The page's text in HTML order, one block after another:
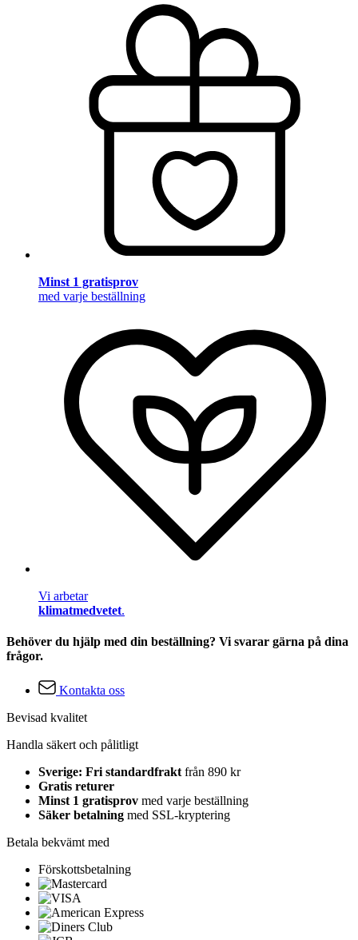
Minst 1 gratisprov
med varje beställning
Vi arbetar
klimatmedvetet.
Behöver du hjälp med din beställning? Vi svarar gärna på dina
frågor.
Kontakta oss
Bevisad kvalitet
Handla säkert och pålitligt
Sverige: Fri standardfraktfrån 890 kr
Gratis returer
Minst 1 gratisprov med varje beställning
Säker betalning med SSL-kryptering
Betala bekvämt med
Förskottsbetalning